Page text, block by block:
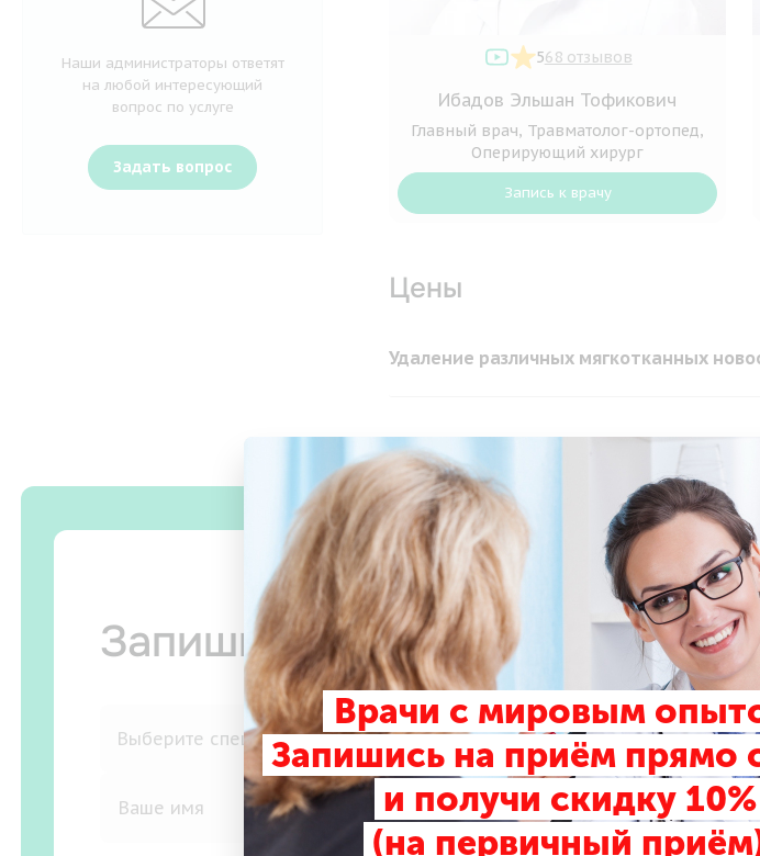
Наши администраторы ответят
на любой интересующий
вопрос по услуге
Задать вопрос
568 отзывов
Ибадов Эльшан Тофикович
Главный врач, Травматолог-ортопед,
Оперирующий хирург
Запись к врачу
Цены
Удаление различных мягкотканных
Запишитесь на приём
Врачи с мировым
Запишись на приём прямо
и получи скидку 10%
(на первичный